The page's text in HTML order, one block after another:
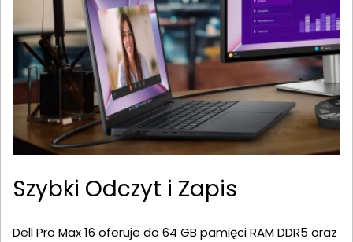
Szybki Odczyt i Zapis
Dell Pro Max 16 oferuje do 64 GB pamięci RAM DDR5 oraz